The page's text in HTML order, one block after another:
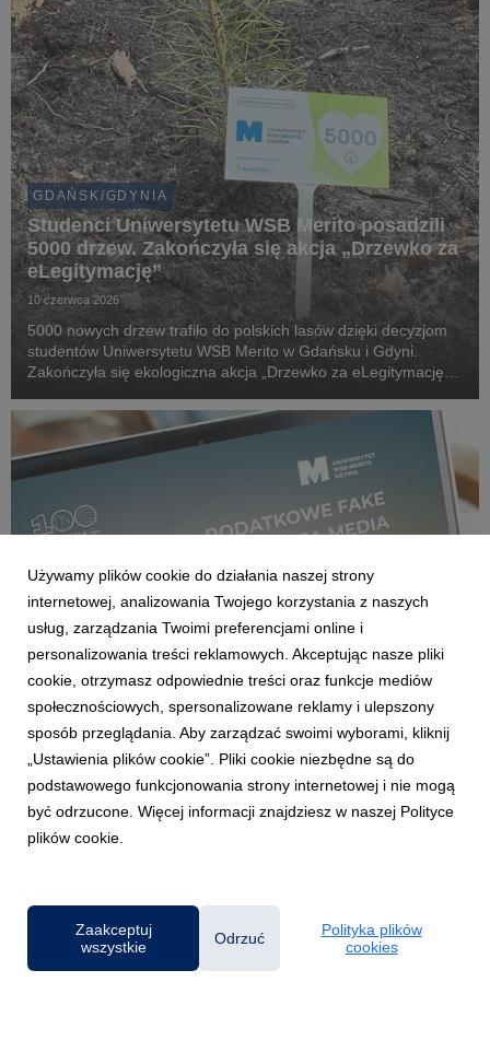
GDAŃSK/GDYNIA
Studenci Uniwersytetu WSB Merito posadzili
5000 drzew. Zakończyła się akcja „Drzewko za
eLegitymację”
10 czerwca 2026
5000 nowych drzew trafiło do polskich lasów dzięki decyzjom
studentów Uniwersytetu WSB Merito w Gdańsku i Gdyni.
Zakończyła się ekologiczna akcja „Drzewko za eLegitymację”,
wsparciem środowiska naturalnego.
GDAŃSK/GDYNIA
Uniwersytet WSB Merito Gdynia zaprasza na
wykład o podatkowych fake newsach
3 czerwca 2026
Jak odróżnić rzetelną informację podatkową od internetowego
mitu? Dlaczego media społecznościowe stały się przestrzenią,
w której błędne interpretacje przepisów rozprzestrzeniają się
Używamy plików cookie do działania naszej strony
internetowej, analizowania Twojego korzystania z naszych
usług, zarządzania Twoimi preferencjami online i
personalizowania treści reklamowych. Akceptując nasze pliki
cookie, otrzymasz odpowiednie treści oraz funkcje mediów
społecznościowych, spersonalizowane reklamy i ulepszony
sposób przeglądania. Aby zarządzać swoimi wyborami, kliknij
„Ustawienia plików cookie”. Pliki cookie niezbędne są do
podstawowego funkcjonowania strony internetowej i nie mogą
być odrzucone. Więcej informacji znajdziesz w naszej Polityce
plików cookie.
Zaakceptuj
wszystkie
Odrzuć
Polityka plików
cookies